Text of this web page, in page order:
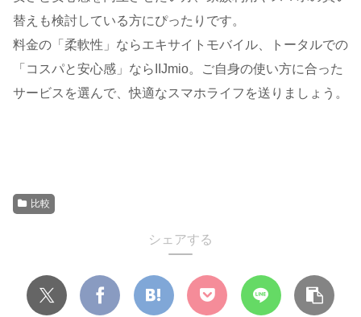
替えも検討している方にぴったりです。
料金の「柔軟性」ならエキサイトモバイル、トータルでの
「コスパと安心感」ならIIJmio。ご自身の使い方に合った
サービスを選んで、快適なスマホライフを送りましょう。
比較
シェアする